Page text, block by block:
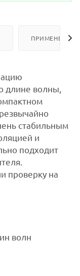
ПРИМЕНЕНИЕ
длине волны,
стабильным
и
подходит
проверку на
волн